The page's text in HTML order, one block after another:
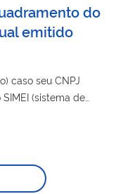
do
emitido
caso seu CNPJ
(sistema de
tributos abrangidos
e você não
Este
Receita